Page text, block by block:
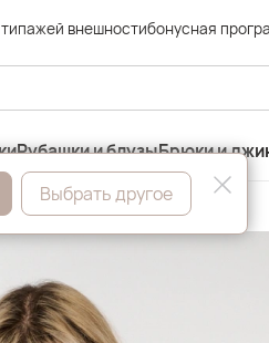
типажей внешностибонусная
Рубашки и блузыБрюки и
Выбрать другое